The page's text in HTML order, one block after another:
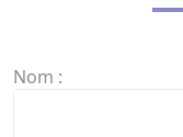
Nom :